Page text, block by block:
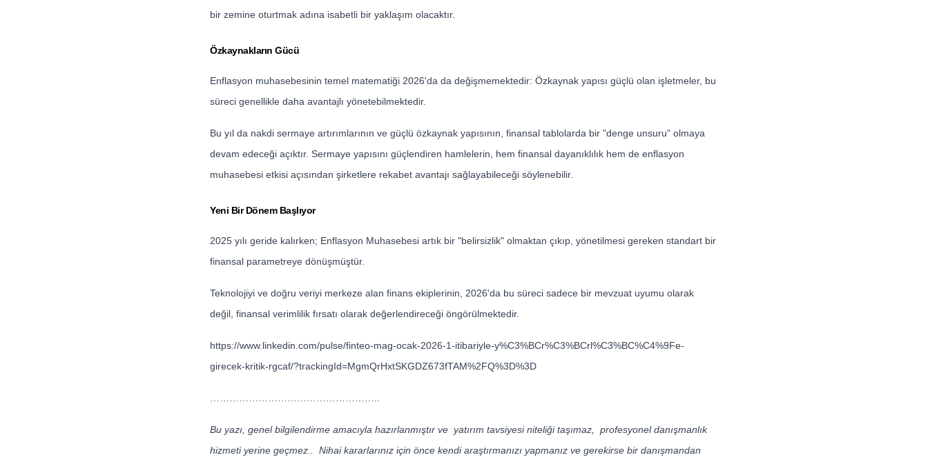
bir zemine oturtmak adına isabetli bir yaklaşım olacaktır.
Özkaynakların Gücü
Enflasyon muhasebesinin temel matematiği 2026'da da değişmemektedir: Özkaynak yapısı güçlü olan işletmeler, bu
süreci genellikle daha avantajlı yönetebilmektedir.
Bu yıl da nakdi sermaye artırımlarının ve güçlü özkaynak yapısının, finansal tablolarda bir "denge unsuru" olmaya
devam edeceği açıktır. Sermaye yapısını güçlendiren hamlelerin, hem finansal dayanıklılık hem de enflasyon
muhasebesi etkisi açısından şirketlere rekabet avantajı sağlayabileceği söylenebilir.
Yeni Bir Dönem Başlıyor
2025 yılı geride kalırken; Enflasyon Muhasebesi artık bir "belirsizlik" olmaktan çıkıp, yönetilmesi gereken standart bir
finansal parametreye dönüşmüştür.
Teknolojiyi ve doğru veriyi merkeze alan finans ekiplerinin, 2026'da bu süreci sadece bir mevzuat uyumu olarak
değil, finansal verimlilik fırsatı olarak değerlendireceği öngörülmektedir.
https://www.linkedin.com/pulse/finteo-mag-ocak-2026-1-itibariyle-y%C3%BCr%C3%BCrl%C3%BC%C4%9Fe-
girecek-kritik-rgcaf/?trackingId=MgmQrHxtSKGDZ673fTAM%2FQ%3D%3D
Bu yazı, genel bilgilendirme amacıyla hazırlanmıştır ve yatırım tavsiyesi niteliği taşımaz, profesyonel danışmanlık
hizmeti yerine geçmez.. Nihai kararlarınız için önce kendi araştırmanızı yapmanız ve gerekirse bir danışmandan